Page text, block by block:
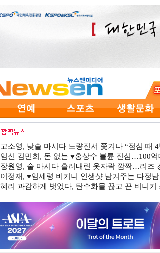
고소영, 낮술 마시다 노량진서 쫓겨나 “점심 때
임신 김민희, 돈 없는 ♥홍상수 불륜 진심…100
장원영, 술 마시다 흘러내린 옷자락 깜짝…리즈
이정재, ♥임세령 비키니 인생샷 남겨주는 다정
혜리 과감하게 벗었다, 탄수화물 끊고 끈 비니키